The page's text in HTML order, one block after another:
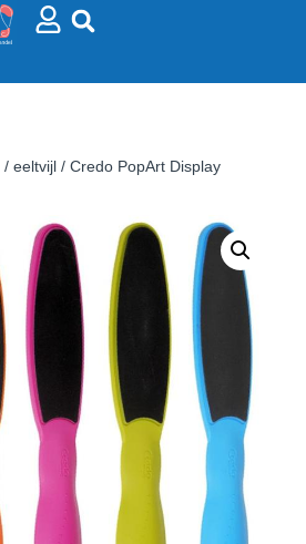
/ eeltvijl/ Credo PopArt Display